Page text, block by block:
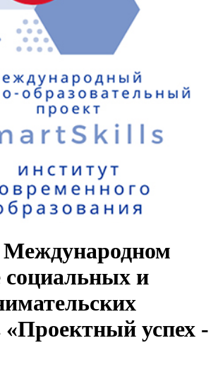
Международном
социальных и
«Проектный успех -